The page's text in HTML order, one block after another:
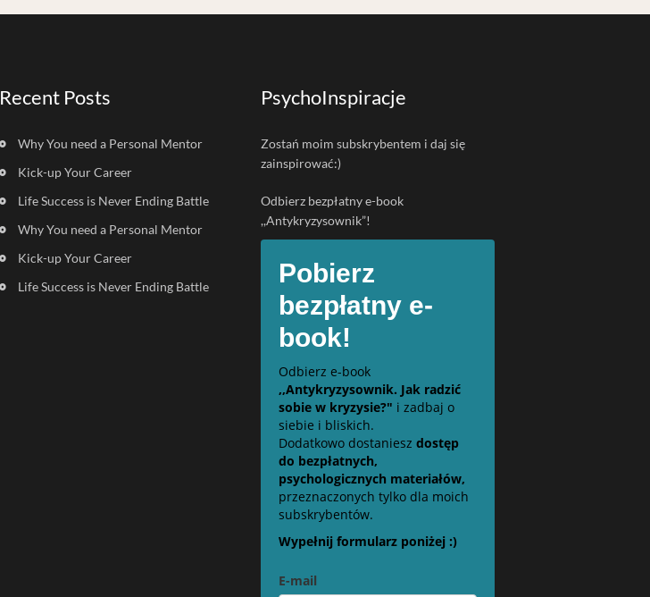
Recent Posts
Why You need a Personal Mentor
Kick-up Your Career
Life Success is Never Ending Battle
Why You need a Personal Mentor
Kick-up Your Career
Life Success is Never Ending Battle
PsychoInspiracje
Zostań moim subskrybentem i daj się
zainspirować:)
Odbierz bezpłatny e-book
,,Antykryzysownik”!
Pobierz
bezpłatny e-
book!
Odbierz e-book
,,Antykryzysownik. Jak radzić
sobie w kryzysie?" i zadbaj o
siebie i bliskich.
Dodatkowo dostaniesz dostęp
do bezpłatnych,
psychologicznych materiałów,
przeznaczonych tylko dla moich
subskrybentów.
Wypełnij formularz poniżej :)
E-mail